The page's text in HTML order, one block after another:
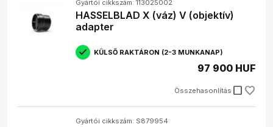
Gyártói cikkszám: 113025002
HASSELBLAD X (váz) V (objektív)
adapter
KÜLSŐ RAKTÁRON (2-3 MUNKANAP)
Összehasonlítás check_box_outline_blank
97 900 HUF
Gyártói cikkszám: S879954